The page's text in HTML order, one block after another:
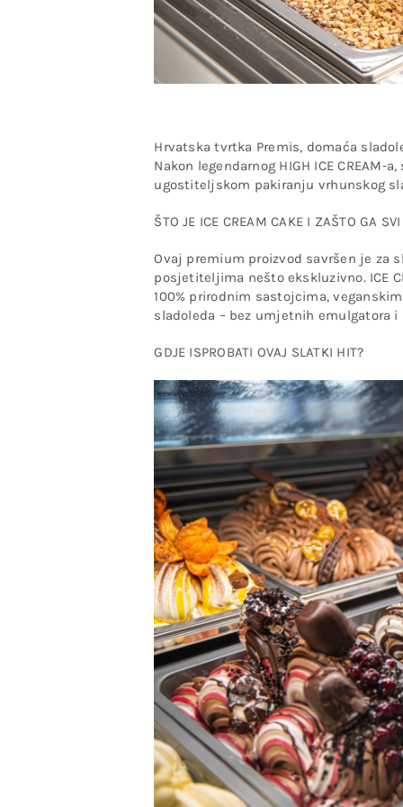
Hrvatska tvrtka Premis, domaća
Nakon legendarnog HIGH ICE CREAM-
ugostiteljskom pakiranju vrhunskog
ŠTO JE ICE CREAM CAKE I ZAŠTO GA
Ovaj premium proizvod savršen je za
posjetiteljima nešto ekskluzivno. ICE
100% prirodnim sastojcima,
sladoleda – bez umjetnih emulgatora
GDJE ISPROBATI OVAJ SLATKI HIT?